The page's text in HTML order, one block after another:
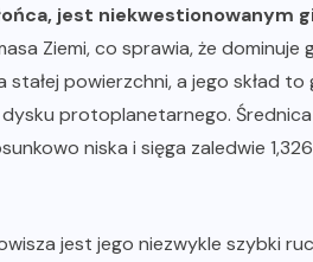
jest niekwestionowanym
Ziemi, co sprawia, że
powierzchni, a jego skład
protoplanetarnego.
niska i sięga zaledwie
jest jego niezwykle szybki